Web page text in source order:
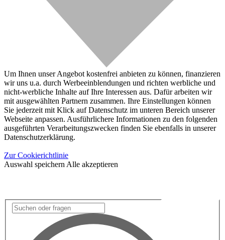
Um Ihnen unser Angebot kostenfrei anbieten zu können, finanzieren
wir uns u.a. durch Werbeeinblendungen und richten werbliche und
nicht-werbliche Inhalte auf Ihre Interessen aus. Dafür arbeiten wir
mit ausgewählten Partnern zusammen. Ihre Einstellungen können
Sie jederzeit mit Klick auf Datenschutz im unteren Bereich unserer
Webseite anpassen. Ausführlichere Informationen zu den folgenden
ausgeführten Verarbeitungszwecken finden Sie ebenfalls in unserer
Datenschutzerklärung.
Zur Cookierichtlinie
Auswahl speichern Alle akzeptieren